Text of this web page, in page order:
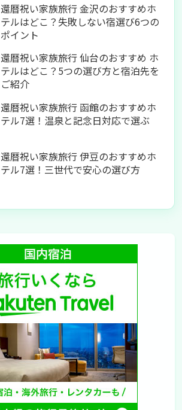
還暦祝い家族旅行 金沢のおすすめホ
テルはどこ？失敗しない宿選び6つの
ポイント
還暦祝い家族旅行 仙台のおすすめ ホ
テルはどこ？5つの選び方と宿泊先を
ご紹介
還暦祝い家族旅行 函館のおすすめホ
テル7選！温泉と記念日対応で選ぶ
還暦祝い家族旅行 伊豆のおすすめホ
テル7選！三世代で安心の選び方